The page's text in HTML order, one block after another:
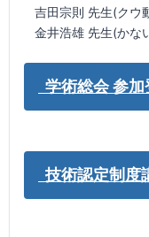
吉田宗則 先生(クウ
金井浩雄 先生(かな
学術総会 参
技術認定制度